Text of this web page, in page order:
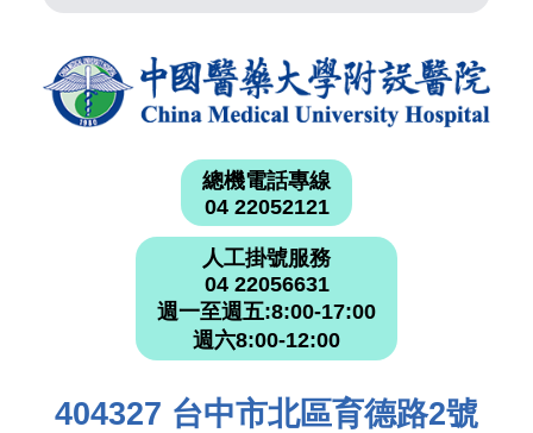
總機電話專線
04 22052121
人工掛號服務
04 22056631
週一至週五:8:00-17:00
週六8:00-12:00
404327 台中市北區育德路2號